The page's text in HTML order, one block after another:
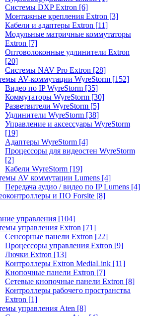
Системы DXP Extron [6]
Монтажные крепления Extron [3]
Кабели и адаптеры Extron [11]
Модульные матричные коммутаторы
Extron [7]
Оптоволоконные удлинители Extron
[20]
Системы NAV Pro Extron [28]
AV-коммутации WyreStorm [152]
Видео по IP WyreStorm [35]
Коммутаторы WyreStorm [30]
Разветвители WyreStorm [5]
Удлинители WyreStorm [38]
Управление и аксессуары WyreStorm
[19]
Адаптеры WyreStorm [4]
Процессоры для видеостен WyreStorm
[2]
Кабели WyreStorm [19]
AV коммутации Lumens [4]
Передача аудио / видео по IP Lumens [4]
и ПО Forsite [8]
управления [104]
управления Extron [71]
Сенсорные панели Extron [22]
Процессоры управления Extron [9]
Лючки Extron [13]
Контроллеры Extron MediaLink [11]
Кнопочные панели Extron [7]
Сетевые кнопочные панели Extron [8]
Контроллеры рабочего пространства
Extron [1]
управления Aten [8]